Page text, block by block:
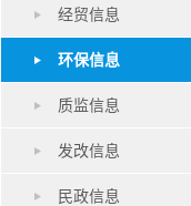
经贸信息
环保信息
质监信息
发改信息
民政信息